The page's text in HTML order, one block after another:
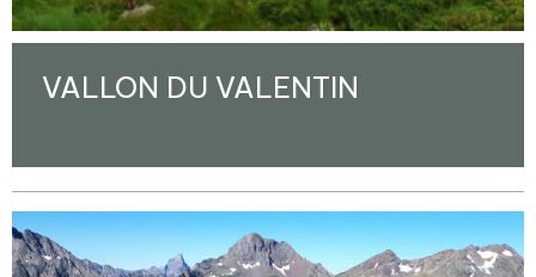
VALLON DU VALENTIN